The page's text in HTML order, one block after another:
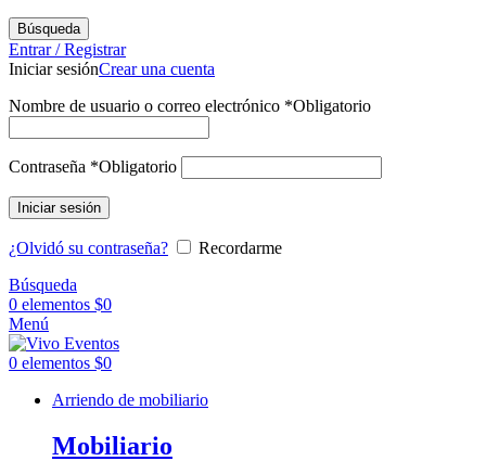
Búsqueda
Entrar / Registrar
Iniciar sesiónCrear una cuenta
Nombre de usuario o correo electrónico *Obligatorio
Contraseña *Obligatorio
Iniciar sesión
¿Olvidó su contraseña?
Recordarme
Búsqueda
0 elementos $0
Menú
0 elementos $0
Arriendo de mobiliario
Mobiliario